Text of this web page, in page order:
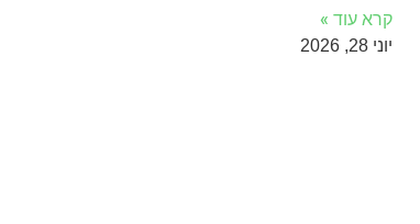
קרא עוד »
יוני 28, 2026